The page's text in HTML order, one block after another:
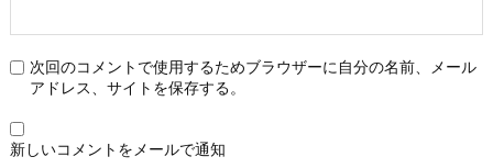
次回のコメントで使用するためブラウザーに自分の名前、メール
アドレス、サイトを保存する。
新しいコメントをメールで通知